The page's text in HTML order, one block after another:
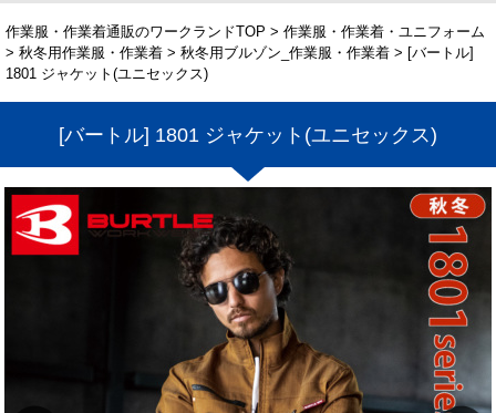
作業服・作業着通販のワークランドTOP > 作業服・作業着・ユニフォーム
> 秋冬用作業服・作業着 > 秋冬用ブルゾン_作業服・作業着 > [バートル]
1801 ジャケット(ユニセックス)
[バートル] 1801 ジャケット(ユニセックス)